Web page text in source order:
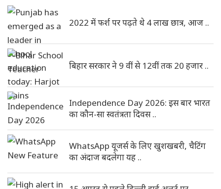
2022 में फर्श पर पढ़ते थे 4 लाख छात्र, आज ..
बिहार सरकार ने 9 वीं से 12वीं तक 20 हजार ..
Independence Day 2026: इस बार भारत
का कौन-सा स्वतंत्रता दिवस ..
WhatsApp यूजर्स के लिए खुशखबरी, चैटिंग
का अंदाज बदलेगा यह ..